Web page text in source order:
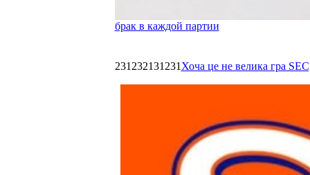
брак в каждой партии
231232131231 Хоча це не велика гра